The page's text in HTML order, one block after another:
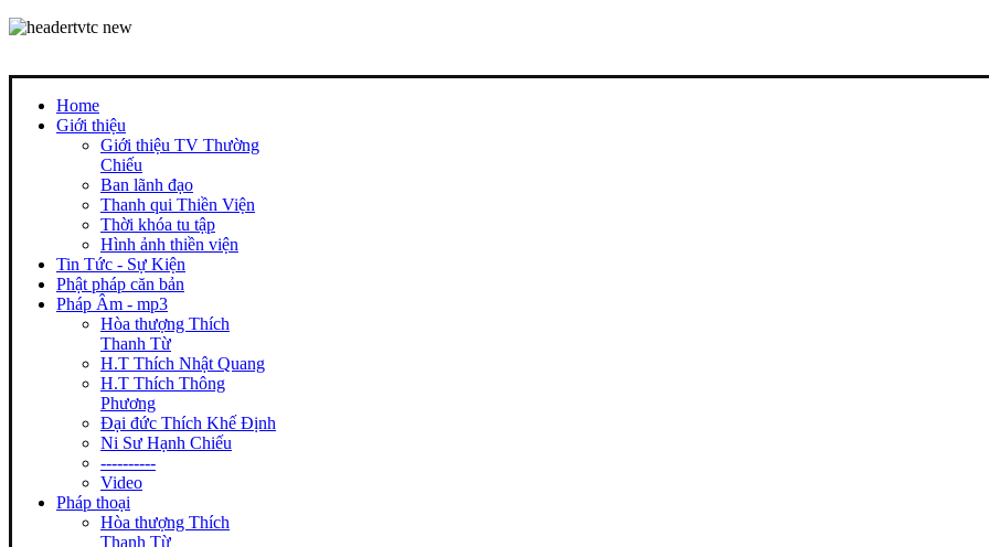
Home
Giới thiệu
Giới thiệu TV Thường
Chiếu
Ban lãnh đạo
Thanh qui Thiền Viện
Thời khóa tu tập
Hình ảnh thiền viện
Tin Tức - Sự Kiện
Phật pháp căn bản
Pháp Âm - mp3
Hòa thượng Thích
Thanh Từ
H.T Thích Nhật Quang
H.T Thích Thông
Phương
Đại đức Thích Khế Định
Ni Sư Hạnh Chiếu
----------
Video
Pháp thoại
Hòa thượng Thích
Thanh Từ